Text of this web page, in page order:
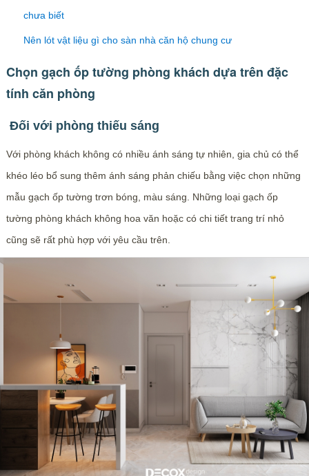
chưa biết
Nên lót vật liệu gì cho sàn nhà căn hộ chung cư
Chọn gạch ốp tường phòng khách dựa trên đặc
tính căn phòng
Đối với phòng thiếu sáng
Với phòng khách không có nhiều ánh sáng tự nhiên, gia chủ có thể
khéo léo bổ sung thêm ánh sáng phản chiếu bằng việc chọn những
mẫu gạch ốp tường trơn bóng, màu sáng. Những loại gạch ốp
tường phòng khách không hoa văn hoặc có chi tiết trang trí nhỏ
cũng sẽ rất phù hợp với yêu cầu trên.